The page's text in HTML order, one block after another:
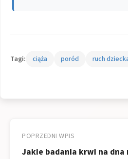
Tagi: ciąża poród ruch
wpisu
POPRZEDNI WPIS
Jakie badania krwi na dna